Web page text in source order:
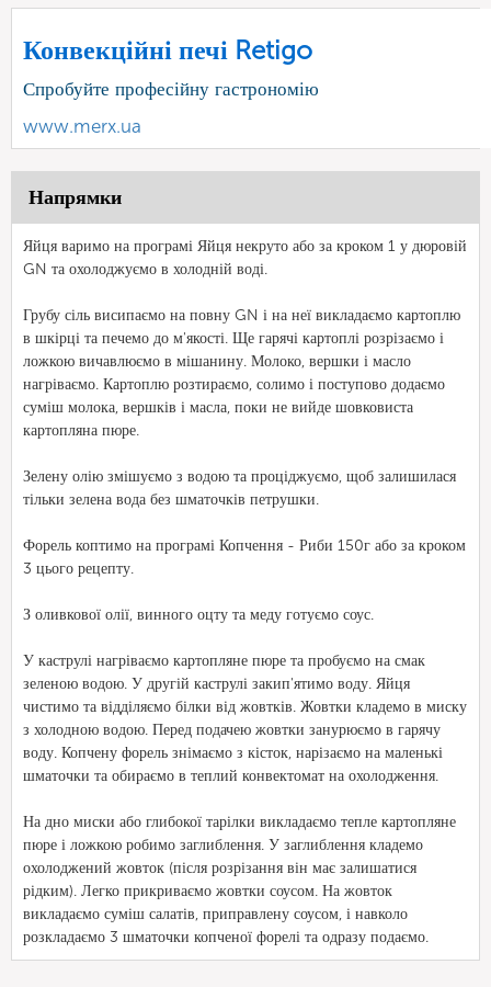
Конвекційні печі Retigo
Спробуйте професійну гастрономію
www.merx.ua
Напрямки
Яйця варимо на програмі Яйця некруто або за кроком 1 у дюровій
GN та охолоджуємо в холодній воді.
Грубу сіль висипаємо на повну GN і на неї викладаємо картоплю
в шкірці та печемо до м'якості. Ще гарячі картоплі розрізаємо і
ложкою вичавлюємо в мішанину. Молоко, вершки і масло
нагріваємо. Картоплю розтираємо, солимо і поступово додаємо
суміш молока, вершків і масла, поки не вийде шовковиста
картопляна пюре.
Зелену олію змішуємо з водою та проціджуємо, щоб залишилася
тільки зелена вода без шматочків петрушки.
Форель коптимо на програмі Копчення - Риби 150г або за кроком
3 цього рецепту.
З оливкової олії, винного оцту та меду готуємо соус.
У каструлі нагріваємо картопляне пюре та пробуємо на смак
зеленою водою. У другій каструлі закип'ятимо воду. Яйця
чистимо та відділяємо білки від жовтків. Жовтки кладемо в миску
з холодною водою. Перед подачею жовтки занурюємо в гарячу
воду. Копчену форель знімаємо з кісток, нарізаємо на маленькі
шматочки та обираємо в теплий конвектомат на охолодження.
На дно миски або глибокої тарілки викладаємо тепле картопляне
пюре і ложкою робимо заглиблення. У заглиблення кладемо
охолоджений жовток (після розрізання він має залишатися
рідким). Легко прикриваємо жовтки соусом. На жовток
викладаємо суміш салатів, приправлену соусом, і навколо
розкладаємо 3 шматочки копченої форелі та одразу подаємо.